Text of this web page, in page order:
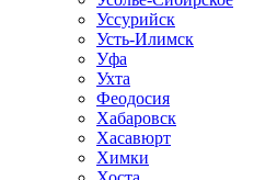
Уссурийск
Усть-Илимск
Уфа
Ухта
Феодосия
Хабаровск
Хасавюрт
Химки